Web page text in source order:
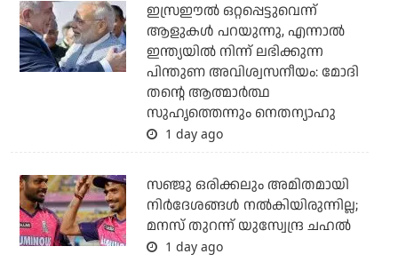
ഇസ്രഈല്‍ ഒറ്റപ്പെട്ടുവെന്ന്
ആളുകള്‍ പറയുന്നു, എന്നാല്‍
ഇന്ത്യയില്‍ നിന്ന് ലഭിക്കുന്ന
പിന്തുണ അവിശ്വസനീയം: മോദി
തന്റെ ആത്മാര്‍ത്ഥ
സുഹൃത്തെന്നും നെതന്യാഹു
1 day ago
സഞ്ജു ഒരിക്കലും അമിതമായി
നിര്‍ദേശങ്ങള്‍ നല്‍കിയിരുന്നില്ല;
മനസ് തുറന്ന് യുസ്വേന്ദ്ര ചഹല്‍
1 day ago